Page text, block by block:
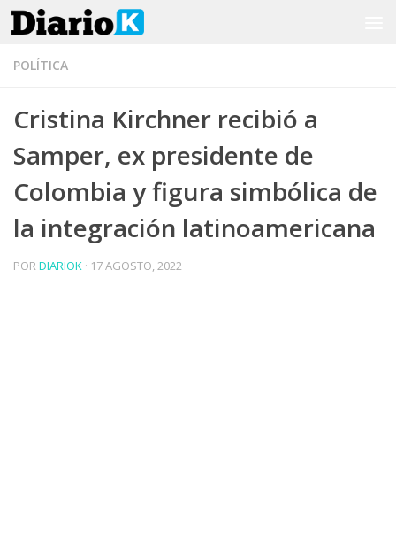
Saltar al contenido
POLÍTICA
Cristina Kirchner recibió a
Samper, ex presidente de
Colombia y figura simbólica de
la integración latinoamericana
PORDIARIOK · 17 AGOSTO, 2022